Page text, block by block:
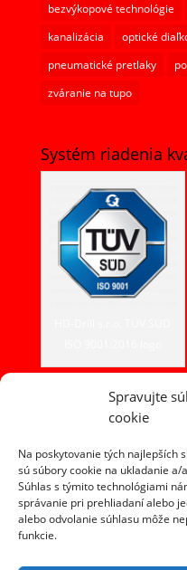
Spravujte
cookie
Na poskytovanie tých najlepších
sú súbory cookie na ukladanie
Súhlas s týmito technológiami
správanie pri prehliadaní alebo
alebo odvolanie súhlasu môže
funkcie.
bezvýkopové technológie
kanalizácia
optické
pneumatické pretlaky
zváranie na tupo
Systém riadenia
HD-DRILL, s.r.o.
Fojtová 365
023 54 Turzovka
tel. +421 907 601 600